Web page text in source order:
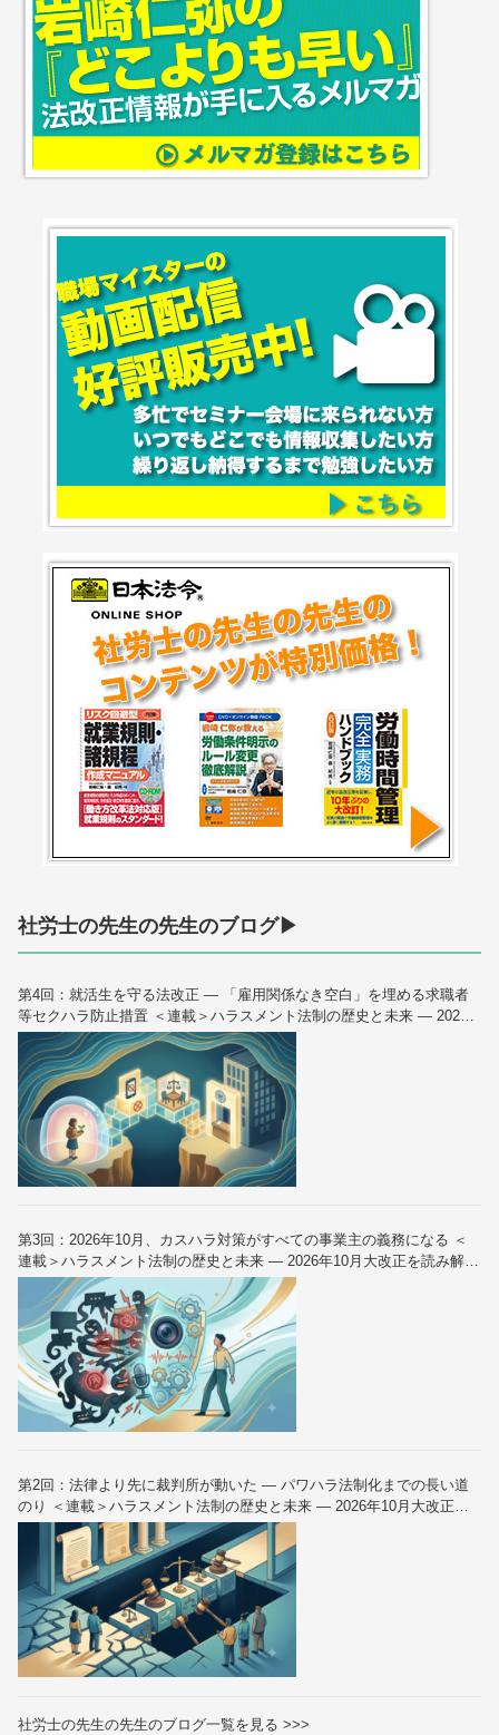
社労士の先生の先生のブログ▶
第4回：就活生を守る法改正 — 「雇用関係なき空白」を埋める求職者
等セクハラ防止措置 ＜連載＞ハラスメント法制の歴史と未来 — 2026
年10月大改正を読み解く（全6回）
第3回：2026年10月、カスハラ対策がすべての事業主の義務になる ＜
連載＞ハラスメント法制の歴史と未来 — 2026年10月大改正を読み解く
（全6回）
第2回：法律より先に裁判所が動いた — パワハラ法制化までの長い道
のり ＜連載＞ハラスメント法制の歴史と未来 — 2026年10月大改正を
読み解く（全6回）
社労士の先生の先生のブログ一覧を見る >>>